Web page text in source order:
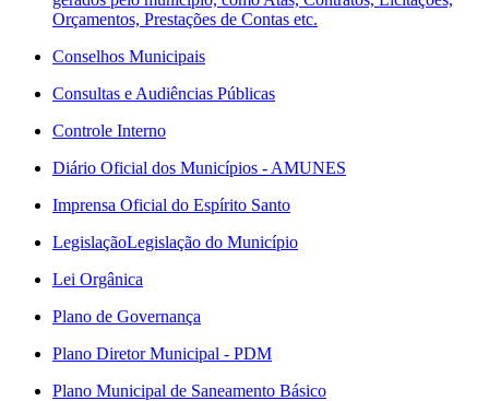
Orçamentos, Prestações de Contas etc.
Conselhos Municipais
Consultas e Audiências Públicas
Controle Interno
Diário Oficial dos Municípios - AMUNES
Imprensa Oficial do Espírito Santo
LegislaçãoLegislação do Município
Lei Orgânica
Plano de Governança
Plano Diretor Municipal - PDM
Plano Municipal de Saneamento Básico